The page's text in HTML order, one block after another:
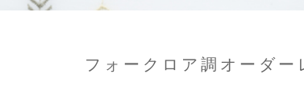
フォークロア調オーダー